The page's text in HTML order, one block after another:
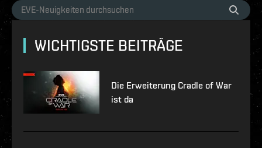
WICHTIGSTE BEITRÄGE
Die Erweiterung Cradle of War
ist da